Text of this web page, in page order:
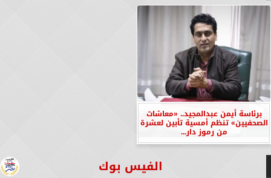
برئاسة أيمن عبدالمجيد.. «معاشات
الصحفيين» تنظم أمسية تأبين لعشرة
من رموز دار...
الفيس بوك